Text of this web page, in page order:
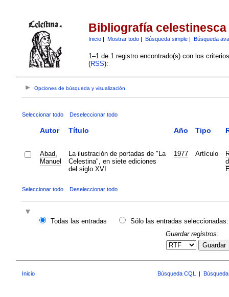
Bibliografía celestinesca
Inicio| Mostrar todo| Búsqueda simple| Búsqueda
1–1 de 1 registro encontrado(s) con los
(RSS):
Opciones de búsqueda y visualización
Seleccionar todo Deseleccionar todo
Autor Título Año Tipo
Abad,
Manuel
La ilustración de portadas de "La
Celestina", en siete ediciones
del siglo XVI
1977 Artículo
Seleccionar todo Deseleccionar todo
Todas las entradas
Sólo las entradas seleccionadas:
Guardar registros:
Guardar
Inicio Búsqueda CQL